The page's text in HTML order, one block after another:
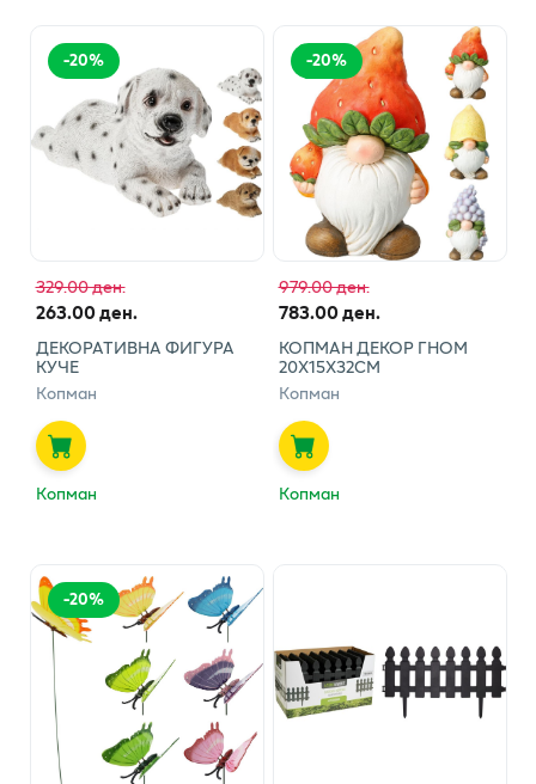
-20%
329.00 ден.
263.00 ден.
ДЕКОРАТИВНА ФИГУРА
КУЧЕ
Копман
Копман
-20%
979.00 ден.
783.00 ден.
КОПМАН ДЕКОР ГНОМ
20Х15Х32СМ
Копман
Копман
-20%